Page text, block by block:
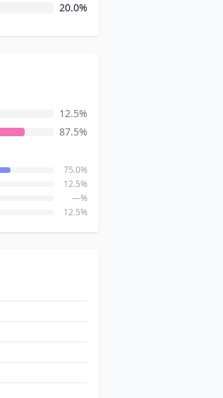
20.0%
12.5%
87.5%
75.0%
12.5%
—%
12.5%